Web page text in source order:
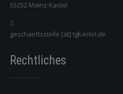
55252 Mainz-Kastel
geschaeftsstelle [at] tgkastel.de
Rechtliches